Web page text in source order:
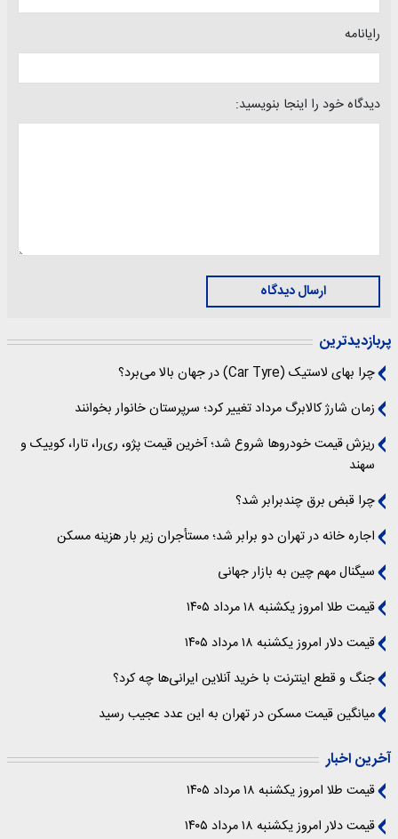
رایانامه
دیدگاه خود را اینجا بنویسید:
ارسال دیدگاه
پربازدیدترین
چرا بهای لاستیک (Car Tyre) در جهان بالا می‌برد؟
زمان شارژ کالابرگ مرداد تغییر کرد؛ سرپرستان خانوار بخوانند
ریزش قیمت خودروها شروع شد؛ آخرین قیمت پژو، ری‌را، تارا، کوییک و
سهند
چرا قبض برق چندبرابر شد؟
اجاره خانه در تهران دو برابر شد؛ مستأجران زیر بار هزینه مسکن
سیگنال‌ مهم چین به بازار جهانی
قیمت طلا امروز یکشنبه ۱۸ مرداد ۱۴۰۵
قیمت دلار امروز یکشنبه ۱۸ مرداد ۱۴۰۵
جنگ و قطع اینترنت با خرید آنلاین ایرانی‌ها چه کرد؟
میانگین قیمت مسکن در تهران به این عدد عجیب رسید
آخرین اخبار
قیمت طلا امروز یکشنبه ۱۸ مرداد ۱۴۰۵
قیمت دلار امروز یکشنبه ۱۸ مرداد ۱۴۰۵